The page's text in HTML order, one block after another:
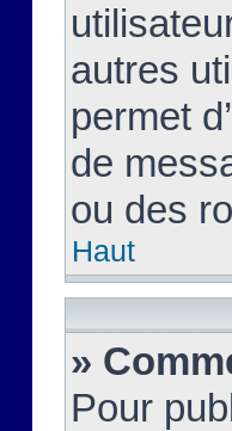
autres
permet
de
ou des
Haut
»
Pour